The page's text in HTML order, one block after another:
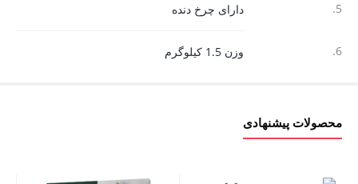
5. دارای چرخ دنده
6. وزن 1.5 کیلوگرم
محصولات پیشنهادی